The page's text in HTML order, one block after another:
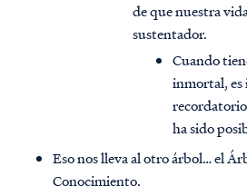
de que nuestra
sustentador.
Cuando
inmortal,
ha sido
Eso nos lleva al otro árbol… el
Conocimiento.